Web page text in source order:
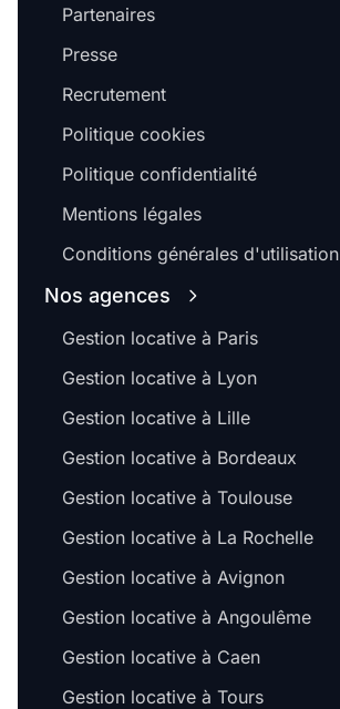
Partenaires
Presse
Recrutement
Politique cookies
Politique confidentialité
Mentions légales
Conditions générales d'utilisation
Nos agences
Gestion locative à Paris
Gestion locative à Lyon
Gestion locative à Lille
Gestion locative à Bordeaux
Gestion locative à Toulouse
Gestion locative à La Rochelle
Gestion locative à Avignon
Gestion locative à Angoulême
Gestion locative à Caen
Gestion locative à Tours